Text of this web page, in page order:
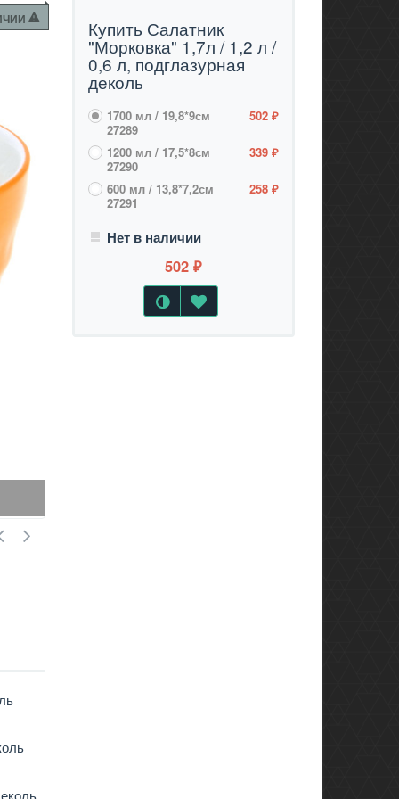
Купить Салатник
"Морковка" 1,7л / 1,2 л /
0,6 л, подглазурная
деколь
1700 мл / 19,8*9см
27289
502 ₽
1200 мл / 17,5*8см
27290
339 ₽
600 мл / 13,8*7,2см
27291
258 ₽
Нет в наличии
502 ₽